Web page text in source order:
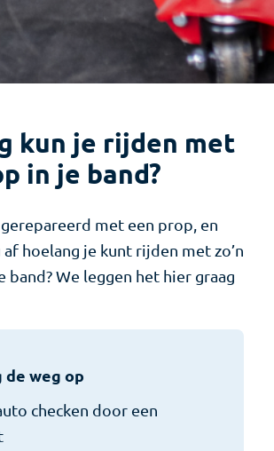
kun je rijden met
in je band?
met een prop, en
af hoelang je kunt rijden met zo’n
band? We leggen het hier graag
de weg op
checken door een